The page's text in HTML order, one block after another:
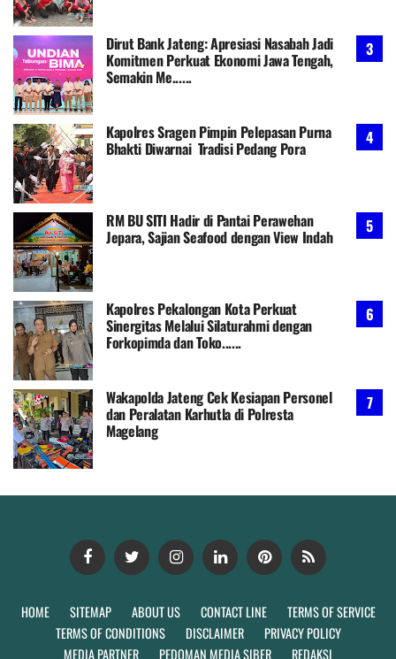
Dirut Bank Jateng: Apresiasi Nasabah Jadi
Komitmen Perkuat Ekonomi Jawa Tengah,
Semakin Me......
Kapolres Sragen Pimpin Pelepasan Purna
Bhakti Diwarnai Tradisi Pedang Pora
RM BU SITI Hadir di Pantai Perawehan
Jepara, Sajian Seafood dengan View Indah
Kapolres Pekalongan Kota Perkuat
Sinergitas Melalui Silaturahmi dengan
Forkopimda dan Toko......
Wakapolda Jateng Cek Kesiapan Personel
dan Peralatan Karhutla di Polresta
Magelang
HOME SITEMAP ABOUT US CONTACT LINE
TERMS OF SERVICE
TERMS OF CONDITIONS
DISCLAIMER
PRIVACY POLICY
MEDIA PARTNER
PEDOMAN MEDIA SIBER REDAKSI